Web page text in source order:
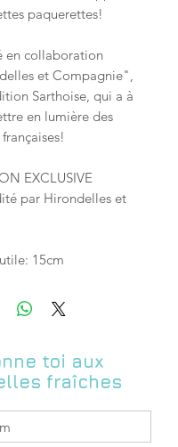
paquerettes!
en collaboration
et Compagnie",
Sarthoise, qui a à
en lumière des
EXCLUSIVE
par Hirondelles et
15cm
toi aux
fraîches